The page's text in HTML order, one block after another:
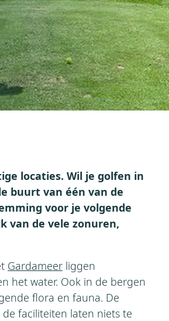
locaties. Wil je golfen in
buurt van één van de
voor je volgende
van de vele zonuren,
Gardameer liggen
het water. Ook in de bergen
flora en fauna. De
faciliteiten laten niets te